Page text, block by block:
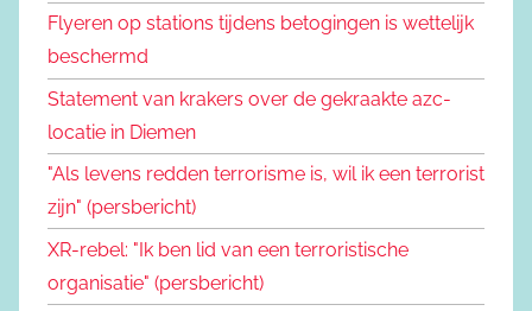
Flyeren op stations tijdens betogingen is wettelijk
beschermd
Statement van krakers over de gekraakte azc-
locatie in Diemen
"Als levens redden terrorisme is, wil ik een terrorist
zijn" (persbericht)
XR-rebel: "Ik ben lid van een terroristische
organisatie" (persbericht)